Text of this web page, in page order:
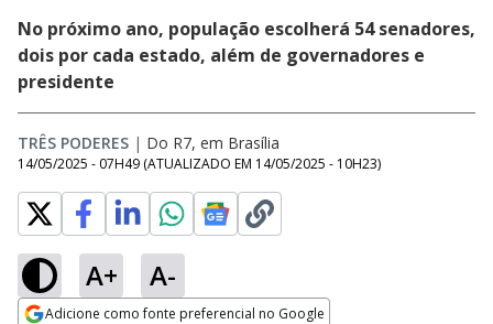
No próximo ano, população escolherá 54 senadores,
dois por cada estado, além de governadores e
presidente
TRÊS PODERES | Do R7, em Brasília
14/05/2025 - 07H49 (ATUALIZADO EM 14/05/2025 - 10H23)
A+ A-
Adicione como fonte preferencial no Google